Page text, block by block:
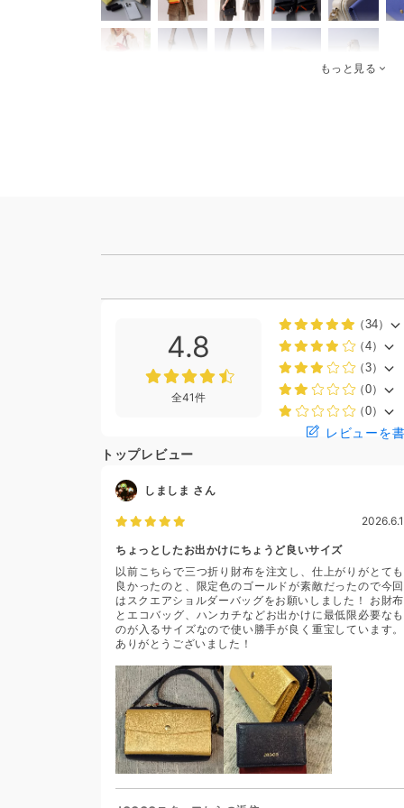
もっと見る
4.8
全41件
（34）
（4）
（3）
（0）
（0）
レビューを
トップレビュー
しましま さん
2026.6.1
ちょっとしたお出かけにちょうど良いサイズ
以前こちらで三つ折り財布を注文し、仕上がりがとても
良かったのと、限定色のゴールドが素敵だったので今回
はスクエアショルダーバッグをお願いしました！ お財布
とエコバッグ、ハンカチなどお出かけに最低限必要なも
のが入るサイズなので使い勝手が良く重宝しています。
ありがとうございました！